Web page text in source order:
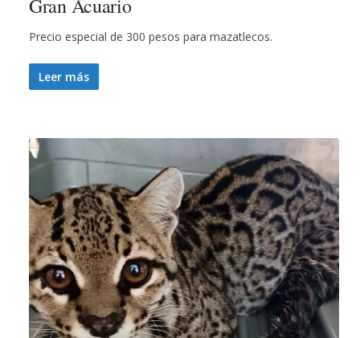
Gran Acuario
Precio especial de 300 pesos para mazatlecos.
Leer más